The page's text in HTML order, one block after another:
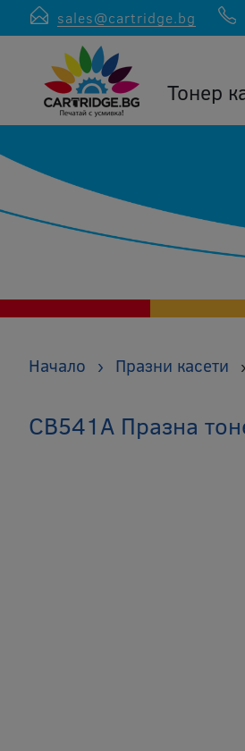
sales@cartridge.bg
Тонер
Начало › Празни касети ›
CB541A Празна